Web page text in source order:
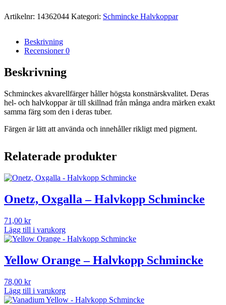
Schmincke
Artikelnr: 14362044 Kategori: Schmincke Halvkoppar
Beskrivning
Recensioner0
Beskrivning
Schminckes akvarellfärger håller högsta konstnärskvalitet. Deras
hel- och halvkoppar är till skillnad från många andra märken exakt
samma färg som den i deras tuber.
Färgen är lätt att använda och innehåller rikligt med pigment.
Relaterade produkter
Onetz, Oxgalla – Halvkopp Schmincke
71,00 kr
Lägg till i varukorg
Yellow Orange – Halvkopp Schmincke
78,00 kr
Lägg till i varukorg